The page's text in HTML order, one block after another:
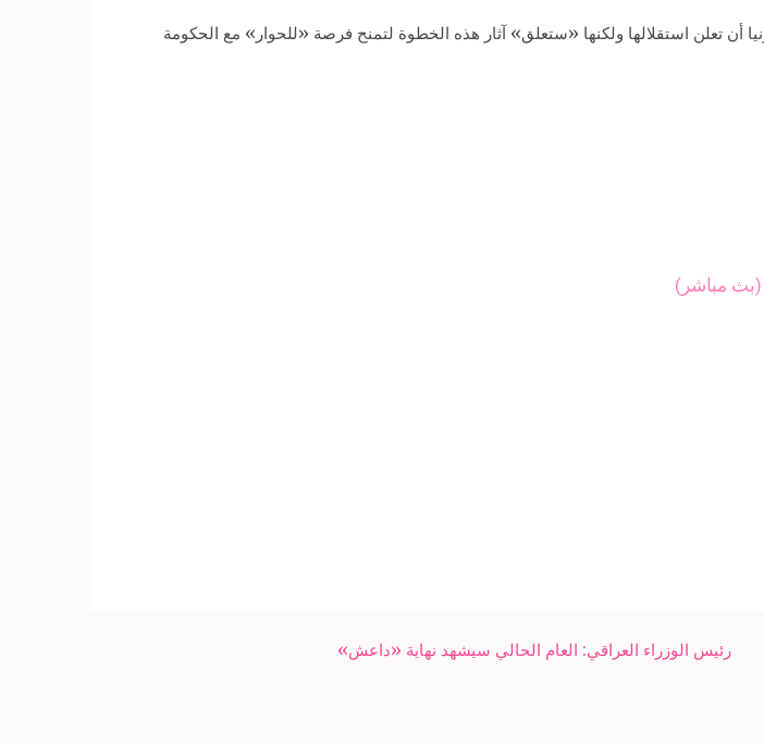
أن تعلن استقلالها ولكنها «ستعلق» آثار هذه الخطوة لتمنح فرصة «للحوار» مع الحكومة
(بث مباشر)
رئيس الوزراء العراقي: العام الحالي سيشهد نهاية «داعش»